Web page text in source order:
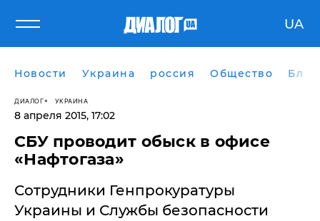
UA
Новости Украина россия Общество
ДИАЛОГ УКРАИНА
8 апреля 2015, 17:02
​СБУ проводит обыск в офисе
«Нафтогаза»
Сотрудники Генпрокуратуры
Украины и Службы безопасности